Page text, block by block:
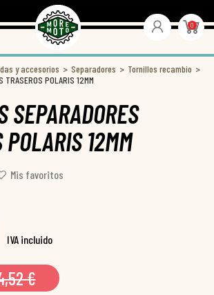
0
y accesorios Separadores
Tornillos recambio
TRASEROS POLARIS 12MM
SEPARADORES
POLARIS 12MM
Mis favoritos
IVA incluido
€